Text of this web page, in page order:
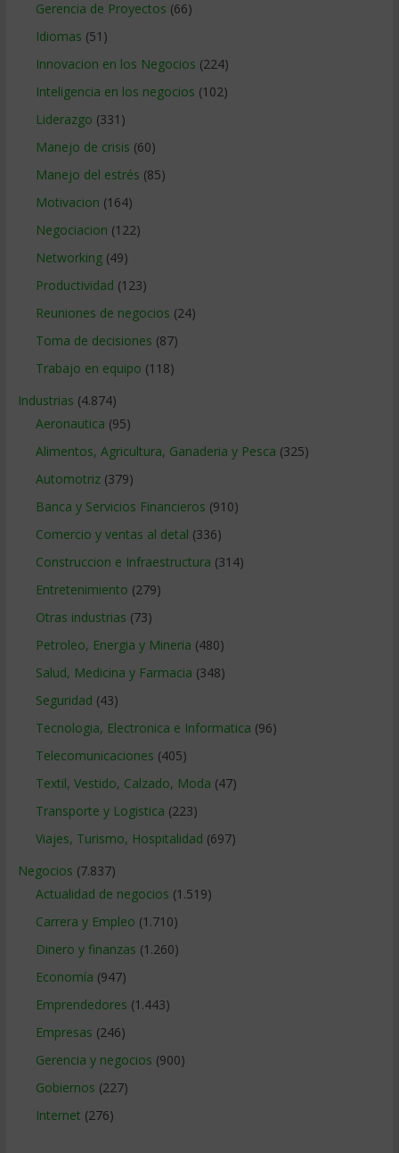
Gerencia de Proyectos (66)
Idiomas (51)
Innovacion en los Negocios (224)
Inteligencia en los negocios (102)
Liderazgo (331)
Manejo de crisis (60)
Manejo del estrés (85)
Motivacion (164)
Negociacion (122)
Networking(49)
Productividad (123)
Reuniones de negocios (24)
Toma de decisiones (87)
Trabajo en equipo (118)
Industrias (4.874)
Aeronautica (95)
Alimentos, Agricultura, Ganaderia y Pesca (325)
Automotriz(379)
Banca y Servicios Financieros (910)
Comercio y ventas al detal (336)
Construccion e Infraestructura (314)
Entretenimiento (279)
Otras industrias (73)
Petroleo, Energia y Mineria (480)
Salud, Medicina y Farmacia (348)
Seguridad (43)
Tecnologia, Electronica e Informatica (96)
Telecomunicaciones (405)
Textil, Vestido, Calzado, Moda (47)
Transporte y Logistica (223)
Viajes, Turismo, Hospitalidad (697)
Negocios (7.837)
Actualidad de negocios (1.519)
Carrera y Empleo (1.710)
Dinero y finanzas (1.260)
Economía (947)
Emprendedores (1.443)
Empresas (246)
Gerencia y negocios (900)
Gobiernos (227)
Internet (276)